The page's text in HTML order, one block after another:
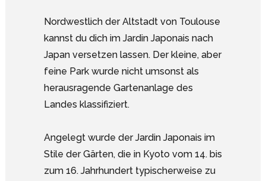
Nordwestlich der Altstadt von Toulouse
kannst du dich im Jardin Japonais nach
Japan versetzen lassen. Der kleine, aber
feine Park wurde nicht umsonst als
herausragende Gartenanlage des
Landes klassifiziert.
Angelegt wurde der Jardin Japonais im
Stile der Gärten, die in Kyoto vom 14. bis
zum 16. Jahrhundert typischerweise zu